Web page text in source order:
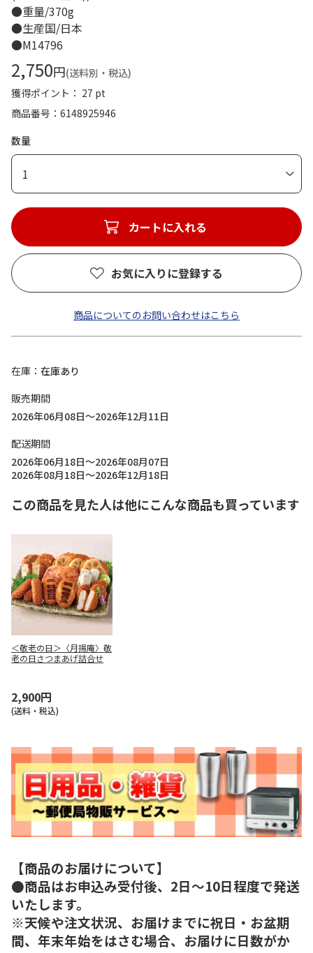
●重量/370g
●生産国/日本
●M14796
2,750円(送料別・税込)
獲得ポイント： 27 pt
商品番号
6148925946
数量
1
カートに入れる
お気に入りに登録する
商品についてのお問い合わせはこちら
在庫
在庫あり
販売期間
2026年06月08日～2026年12月11日
配送期間
2026年06月18日～2026年08月07日
2026年08月18日～2026年12月18日
この商品を見た人は他にこんな商品も買っています
＜敬老の日＞〈月揚庵〉敬
老の日さつまあげ詰合せ
2,900円
(送料・税込)
【商品のお届けについて】
●商品はお申込み受付後、2日～10日程度で発送
いたします。
※天候や注文状況、お届けまでに祝日・お盆期
間、年末年始をはさむ場合、お届けに日数がか